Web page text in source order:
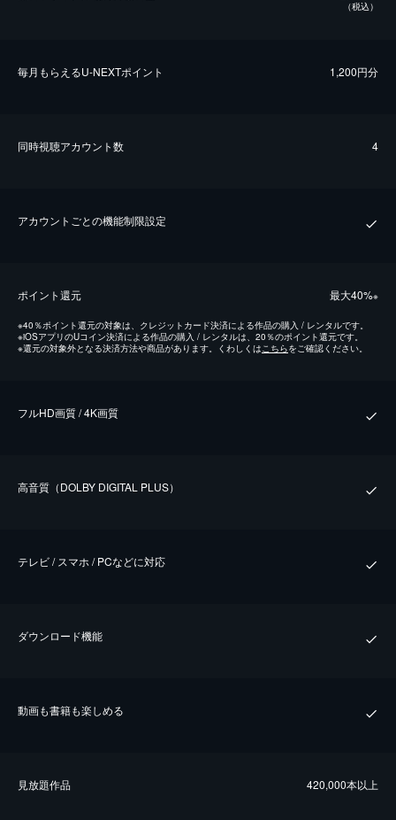
（税込）
毎⽉もらえるU-NEXTポイント 1,200円分
同時視聴アカウント数 4
アカウントごとの機能制限設定
ポイント還元 最⼤40%※
※40％ポイント還元の対象は、クレジットカード決済による作品の購入 / レンタルです。
※iOSアプリのUコイン決済による作品の購入 / レンタルは、20％のポイント還元です。
※還元の対象外となる決済方法や商品があります。くわしくはこちらをご確認ください。
フルHD画質 / 4K画質
⾼⾳質（DOLBY DIGITAL PLUS）
テレビ / スマホ / PCなどに対応
ダウンロード機能
動画も書籍も楽しめる
⾒放題作品 420,000本以上